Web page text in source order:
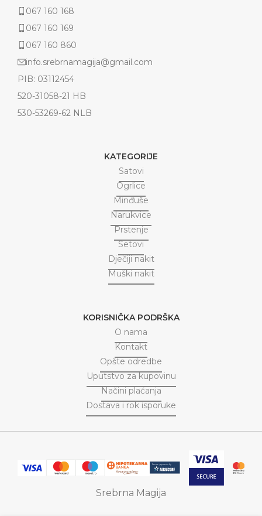
067 160 168
067 160 169
067 160 860
info.srebrnamagija@gmail.com
PIB: 03112454
520-31058-21 HB
530-53269-62 NLB
KATEGORIJE
Satovi
Ogrlice
Minđuše
Narukvice
Prstenje
Setovi
Dječiji nakit
Muški nakit
KORISNIČKA PODRŠKA
O nama
Kontakt
Opšte odredbe
Uputstvo za kupovinu
Načini plaćanja
Dostava i rok isporuke
Srebrna Magija